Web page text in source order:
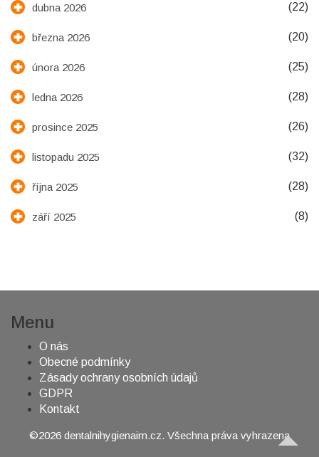
dubna 2026 (22)
března 2026 (20)
února 2026 (25)
ledna 2026 (28)
prosince 2025 (26)
listopadu 2025 (32)
října 2025 (28)
září 2025 (8)
Menu
O nás
Obecné podmínky
Zásady ochrany osobních údajů
GDPR
Kontakt
©2026 dentalnihygienaim.cz. Všechna práva vyhrazena